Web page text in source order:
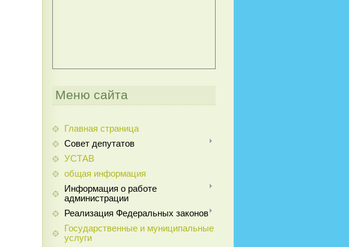
Меню сайта
Главная страница
Совет депутатов
УСТАВ
общая информация
Информация о работе
администрации
Реализация Федеральных законов
Государственные и муниципальные
услуги